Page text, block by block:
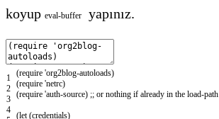
koyup eval-buffer yapınız.
1
2
3
4
(require 'org2blog-autoloads)
(require 'netrc)
(require 'auth-source) ;; or nothing if already in the load-path
(let (credentials)